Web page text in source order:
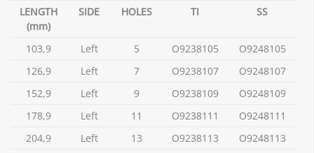
SS
TI
HOLES
SIDE
LENGTH
(mm)
O9248105
O9238105
5
Left
103,9
O9248107
O9238107
7
Left
126,9
O9248109
O9238109
9
Left
152,9
O9248111
O9238111
11
Left
178,9
O9248113
O9238113
13
Left
204,9